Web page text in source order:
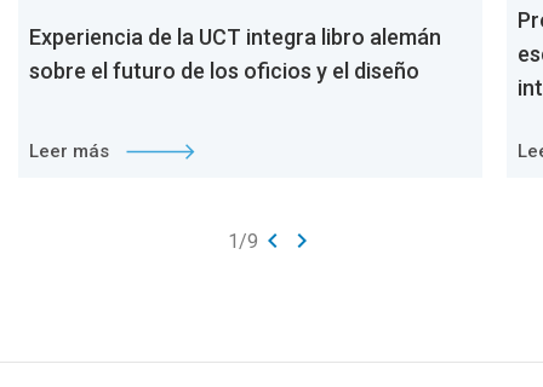
Experiencia de la UCT integra libro alemán
sobre el futuro de los oficios y el diseño
Leer más
1/9 keyboard_arrow_left keyboard_arrow_right